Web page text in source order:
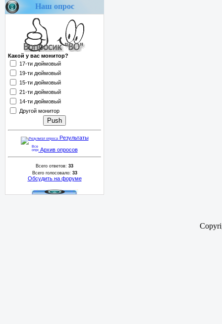
Наш опрос
Какой у вас монитор?
17-ти дюймовый
19-ти дюймовый
15-ти дюймовый
21-ти дюймовый
14-ти дюймовый
Другой монитор
Результаты
Архив опросов
Всего ответов: 33
Всего голосовало: 33
Обсудить на форуме